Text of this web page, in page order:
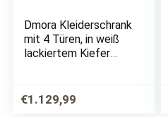
Dmora Kleiderschrank
mit 4 Türen, in weiß
lackiertem Kiefer
197×59,5×198 cm
€1.129,99